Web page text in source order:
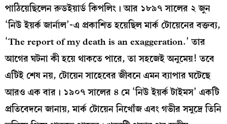
পাঠিয়েছিলেন রুডইয়ার্ড কিপলিং। আর ১৮৯৭ সালের ২ জুন
‘নিউ ইয়র্ক জার্নাল’-এ প্রকাশিত হয়েছিল মার্ক টোয়েনের বক্তব্য,
‘The report of my death is an exaggeration.’ তার
আগের ঘটনা কী হয়ে থাকতে পারে, তা সহজেই অনুমেয়! তবে
এটিই শেষ নয়, টোয়েন সাহেবের জীবনে এমন ব্যাপার ঘটেছে
আরও এক বার। ১৯০৭ সালের ৪ মে ‘নিউ ইয়র্ক টাইমস’ একটি
প্রতিবেদনে জানায়, মার্ক টোয়েন নিখোঁজ এবং গভীর সমুদ্রে তিনি